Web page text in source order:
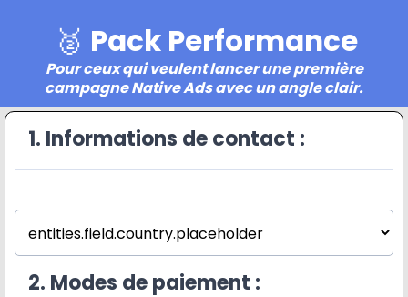
🥈 Pack Performance
Pour ceux qui veulent lancer une première
campagne Native Ads avec un angle clair.
1. Informations de contact :
2. Modes de paiement :